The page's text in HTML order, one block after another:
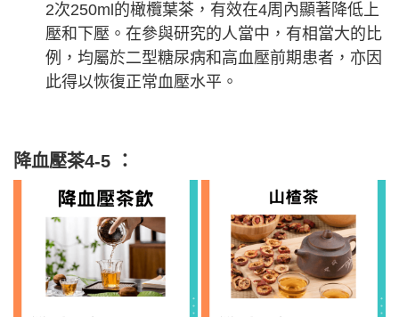
2次250ml的橄欖葉茶，有效在4周內顯著降低上
壓和下壓。在參與研究的人當中，有相當大的比
例，均屬於二型糖尿病和高血壓前期患者，亦因
此得以恢復正常血壓水平。
降血壓茶4-5 ：